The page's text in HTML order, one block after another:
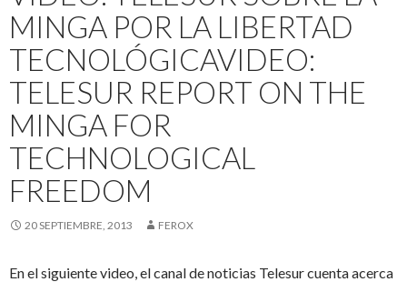
MINGA POR LA LIBERTAD
TECNOLÓGICAVIDEO:
TELESUR REPORT ON THE
MINGA FOR
TECHNOLOGICAL
FREEDOM
20 SEPTIEMBRE, 2013 FEROX
En el siguiente video, el canal de noticias Telesur cuenta acerca